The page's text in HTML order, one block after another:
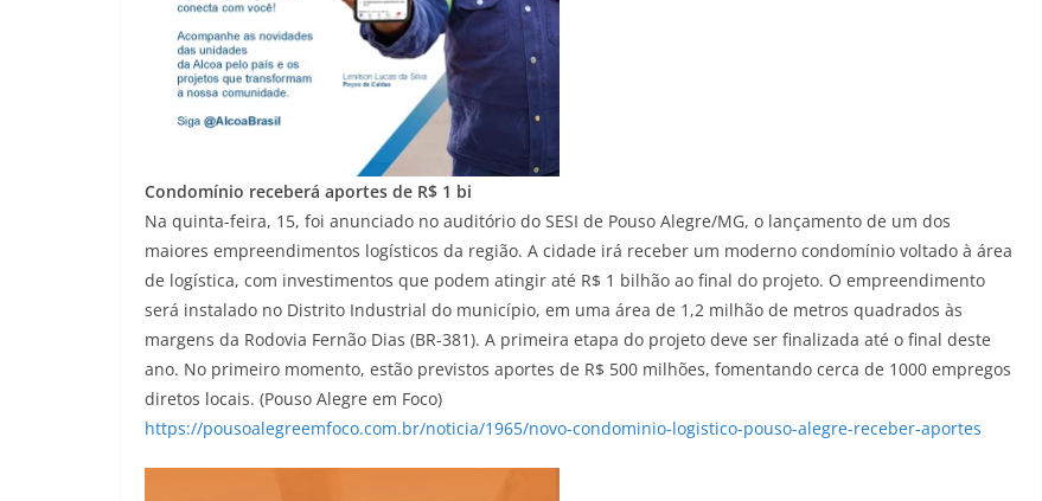
Condomínio receberá aportes de R$ 1 bi
Na quinta-feira, 15, foi anunciado no auditório do SESI de Pouso Alegre/MG, o lançamento de um dos
maiores empreendimentos logísticos da região. A cidade irá receber um moderno condomínio voltado à área
de logística, com investimentos que podem atingir até R$ 1 bilhão ao final do projeto. O empreendimento
será instalado no Distrito Industrial do município, em uma área de 1,2 milhão de metros quadrados às
margens da Rodovia Fernão Dias (BR-381). A primeira etapa do projeto deve ser finalizada até o final deste
ano. No primeiro momento, estão previstos aportes de R$ 500 milhões, fomentando cerca de 1000 empregos
diretos locais. (Pouso Alegre em Foco)
https://pousoalegreemfoco.com.br/noticia/1965/novo-condominio-logistico-pouso-alegre-receber-aportes